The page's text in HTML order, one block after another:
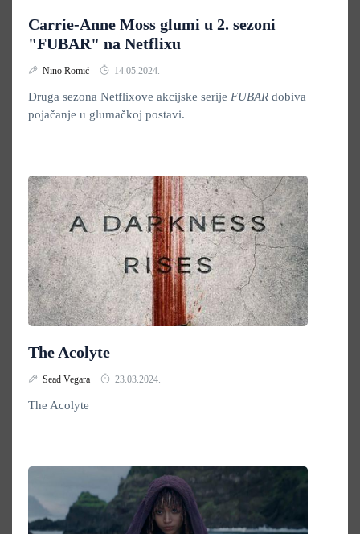
Carrie-Anne Moss glumi u 2. sezoni
"FUBAR" na Netflixu
Nino Romić 14.05.2024.
Druga sezona Netflixove akcijske serije FUBAR dobiva
pojačanje u glumačkoj postavi.
The Acolyte
Sead Vegara 23.03.2024.
The Acolyte